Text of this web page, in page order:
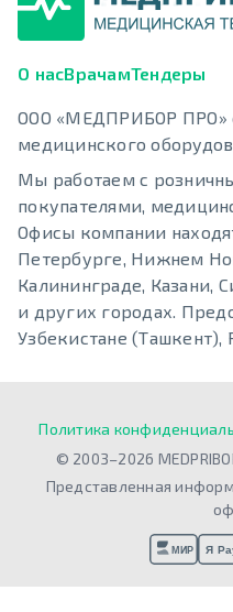
О насВрачамТендеры
ООО «МЕДПРИБОР ПРО»
медицинского
Мы работаем с
покупателями,
Офисы компании
Петербурге, Нижнем
Калининграде, Казани,
и других городах.
Узбекистане (Ташкент),
Политика
© 2003–2026
Представленная
МИР Я